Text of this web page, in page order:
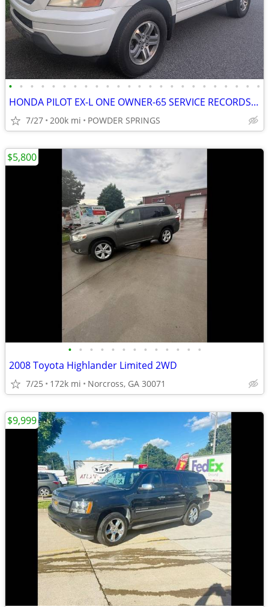
• • • • • • • • • • • • • • • • • • • • • • • •
HONDA PILOT EX-L ONE OWNER-65 SERVICE RECORDS-THIRD ROW SEAT WELL KEPT
7/27 200k mi POWDER SPRINGS
• • • • • • • • • • • • •
2008 Toyota Highlander Limited 2WD
7/25 172k mi Norcross, GA 30071
$5,800
$9,999